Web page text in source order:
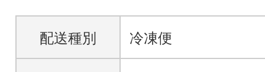
配送種別 冷凍便